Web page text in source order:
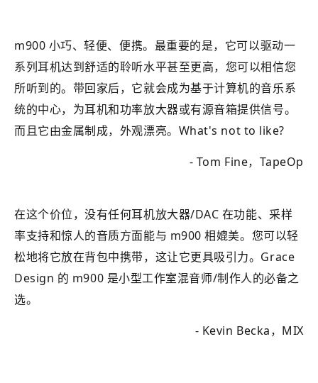
m900 小巧、轻便、便携。最重要的是，它可以驱动一
系列耳机达到舒适的聆听水平甚至更高，您可以相信您
所听到的。带回家后，它就会成为基于计算机的音乐系
统的中心，为耳机和功率放大器或有源音箱提供信号。
而且它由金属制成，外观漂亮。What's not to like?
- Tom Fine，TapeOp
在这个价位，没有任何耳机放大器/DAC 在功能、采样
率支持和惊人的音质方面能与 m900 相媲美。您可以轻
松地将它放在背包中携带，这让它更具吸引力。Grace
Design 的 m900 是小型工作室混音师/制作人的必备之
选。
- Kevin Becka，MIX